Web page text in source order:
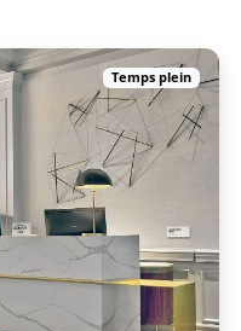
Temps plein